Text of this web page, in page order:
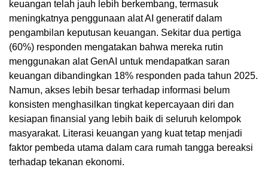
keuangan telah jauh lebih berkembang, termasuk
meningkatnya penggunaan alat AI generatif dalam
pengambilan keputusan keuangan. Sekitar dua pertiga
(60%) responden mengatakan bahwa mereka rutin
menggunakan alat GenAI untuk mendapatkan saran
keuangan dibandingkan 18% responden pada tahun 2025.
Namun, akses lebih besar terhadap informasi belum
konsisten menghasilkan tingkat kepercayaan diri dan
kesiapan finansial yang lebih baik di seluruh kelompok
masyarakat. Literasi keuangan yang kuat tetap menjadi
faktor pembeda utama dalam cara rumah tangga bereaksi
terhadap tekanan ekonomi.